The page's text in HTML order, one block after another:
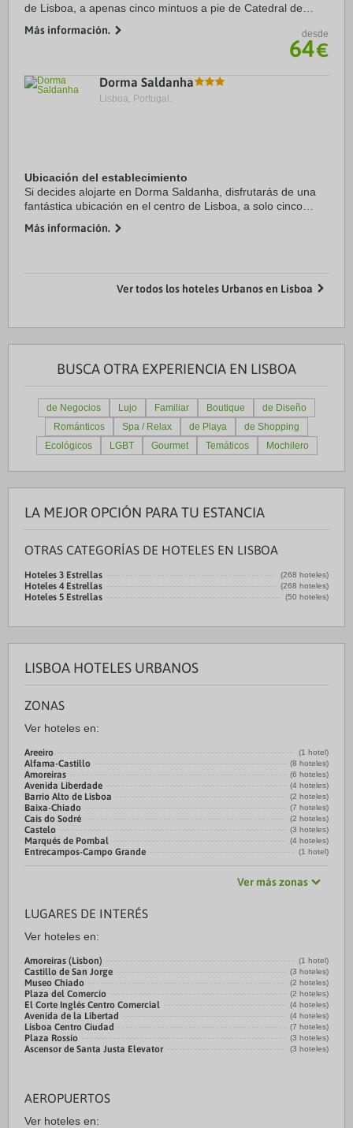
de Lisboa, a apenas cinco mintuos a pie de Catedral de
encuentra a 0,3 km de Castillo de San Jorge ...
Más información. desde
64€
Dorma Saldanha
Lisboa, Portugal.
Ubicación del establecimiento
Si decides alojarte en Dorma Saldanha, disfrutarás de una
fantástica ubicación en el centro de Lisboa, a solo cinco
Además, este hotel se encuentra ...
Más información.
Ver todos los hoteles Urbanos en Lisboa
BUSCA OTRA EXPERIENCIA EN LISBOA
de Negocios Lujo Familiar Boutique
de Diseño
Románticos
Spa / Relax de Playa
de Shopping
Ecológicos
LGBT Gourmet Temáticos Mochilero
LA MEJOR OPCIÓN PARA TU ESTANCIA
OTRAS CATEGORÍAS DE HOTELES EN LISBOA
Hoteles 3 Estrellas (268 hoteles)
Hoteles 4 Estrellas (268 hoteles)
Hoteles 5 Estrellas (50 hoteles)
LISBOA HOTELES URBANOS
ZONAS
Ver hoteles en:
Areeiro (1 hotel)
Alfama-Castillo (8 hoteles)
Amoreiras (6 hoteles)
Avenida Liberdade (4 hoteles)
Barrio Alto de Lisboa (2 hoteles)
Baixa-Chiado (7 hoteles)
Cais do Sodré (2 hoteles)
Castelo (3 hoteles)
Marqués de Pombal (4 hoteles)
Entrecampos-Campo Grande (1 hotel)
Ver más zonas
LUGARES DE INTERÉS
Ver hoteles en:
Amoreiras (Lisbon) (1 hotel)
Castillo de San Jorge (3 hoteles)
Museo Chiado (2 hoteles)
Plaza del Comercio (2 hoteles)
El Corte Inglés Centro Comercial (4 hoteles)
Avenida de la Libertad (4 hoteles)
Lisboa Centro Ciudad (7 hoteles)
Plaza Rossio (3 hoteles)
Ascensor de Santa Justa Elevator (3 hoteles)
AEROPUERTOS
Ver hoteles en: